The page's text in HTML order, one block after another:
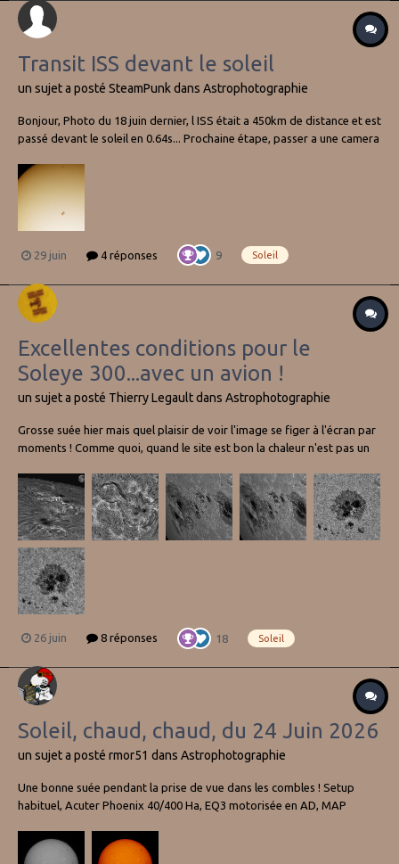
Transit ISS devant le soleil
un sujet a posté SteamPunkdans Astrophotographie
Bonjour, Photo du 18 juin dernier, l ISS était a 450km de distance et est
passé devant le soleil en 0.64s... Prochaine étape, passer a une camera
Barlow x2 et filtre Astrosolar -Canon 1200d à 160...
29 juin 4 réponses 9 Soleil
Excellentes conditions pour le
Soleye 300...avec un avion !
un sujet a posté Thierry Legaultdans Astrophotographie
Grosse suée hier mais quel plaisir de voir l'image se figer à l'écran par
moments ! Comme quoi, quand le site est bon la chaleur n'est pas un
le Ha et Antlia 2 nm pour bande G à 430 nm et Ca K à 393 nm
26 juin 8 réponses 18 Soleil
Soleil, chaud, chaud, du 24 Juin 2026
un sujet a posté rmor51 dans Astrophotographie
Une bonne suée pendant la prise de vue dans les combles ! Setup
habituel, Acuter Phoenix 40/400 Ha, EQ3 motorisée en AD, MAP